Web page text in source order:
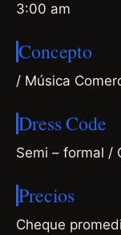
3:00 am
Concepto
/ Música
Dress Code
Semi – formal /
Precios
Cheque